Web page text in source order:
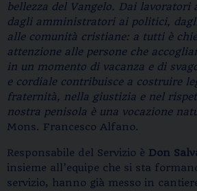
bellezza del Vangelo. Dai
dagli amministratori ai politici,
alle comunità cristiane: a tutti è
attenzione alle persone che
in un momento di vacanza e di
e cordiale contribuisce a costruire
fraternità, nella giustizia e nel
nostra penisola è una vocazione
Mons. Francesco Alfano.
Responsabile del Servizio è Don
insieme all’equipe che si sta
servizio, hanno già messo in